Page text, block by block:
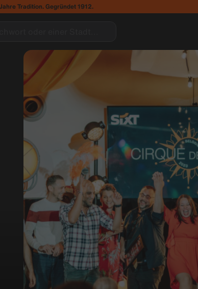
Tradition. Gegründet 1912.